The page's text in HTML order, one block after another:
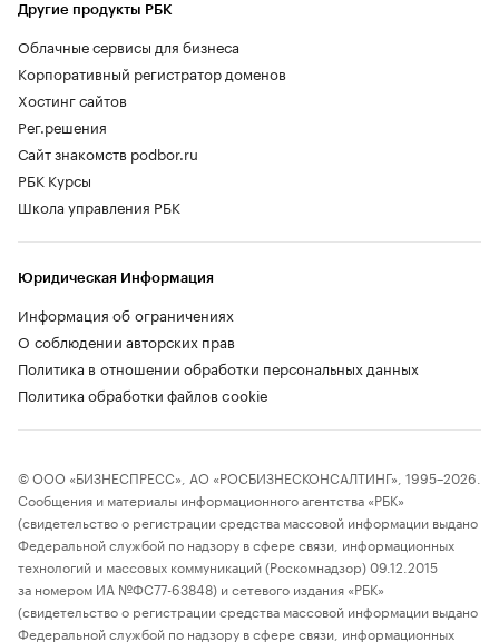
Другие продукты РБК
Облачные сервисы для бизнеса
Корпоративный регистратор доменов
Хостинг сайтов
Рег.решения
Сайт знакомств podbor.ru
РБК Курсы
Школа управления РБК
Юридическая Информация
Информация об ограничениях
О соблюдении авторских прав
Политика в отношении обработки персональных данных
Политика обработки файлов cookie
© ООО «БИЗНЕСПРЕСС», АО «РОСБИЗНЕСКОНСАЛТИНГ», 1995–2026.
Сообщения и материалы информационного агентства «РБК»
(свидетельство о регистрации средства массовой информации выдано
Федеральной службой по надзору в сфере связи, информационных
технологий и массовых коммуникаций (Роскомнадзор) 09.12.2015
за номером ИА №ФС77-63848) и сетевого издания «РБК»
(свидетельство о регистрации средства массовой информации выдано
Федеральной службой по надзору в сфере связи, информационных